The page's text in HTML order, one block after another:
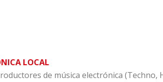
LOCAL
de música electrónica (Techno,